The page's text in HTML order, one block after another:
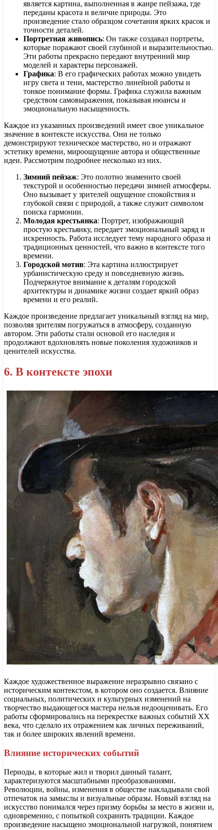
является картина, выполненная в жанре пейзажа, где
переданы красота и величие природы. Это
произведение стало образцом сочетания ярких красок и
точности деталей.
Портретная живопись: Он также создавал портреты,
которые поражают своей глубиной и выразительностью.
Эти работы прекрасно передают внутренний мир
моделей и характеры персонажей.
Графика: В его графических работах можно увидеть
игру света и тени, мастерство линейной работы и
тонкое понимание формы. Графика служила важным
средством самовыражения, показывая нюансы и
эмоциональную насыщенность.
Каждое из указанных произведений имеет свое уникальное
значение в контексте искусства. Они не только
демонстрируют техническое мастерство, но и отражают
эстетику времени, мироощущение автора и общественные
идеи. Рассмотрим подробнее несколько из них.
Зимний пейзаж: Это полотно знаменито своей
текстурой и особенностью передачи зимней атмосферы.
Оно вызывает у зрителей ощущение спокойствия и
глубокой связи с природой, а также служит символом
поиска гармонии.
Молодая крестьянка: Портрет, изображающий
простую крестьянку, передает эмоциональный заряд и
искренность. Работа исследует тему народного образа и
традиционных ценностей, что важно в контексте того
времени.
Городской мотив: Эта картина иллюстрирует
урбанистическую среду и повседневную жизнь.
Подчеркнутое внимание к деталям городской
архитектуры и динамике жизни создает яркий образ
времени и его реалий.
Каждое произведение предлагает уникальный взгляд на мир,
позволяя зрителям погружаться в атмосферу, созданную
автором. Эти работы стали основой его наследия и
продолжают вдохновлять новые поколения художников и
ценителей искусства.
6. В контексте эпохи
Каждое художественное выражение неразрывно связано с
историческим контекстом, в котором оно создается. Влияние
социальных, политических и культурных изменений на
творчество выдающегося мастера нельзя недооценивать. Его
работы сформировались на перекрестке важных событий XX
века, что сделало их отражением как личных переживаний,
так и более широких явлений времени.
Влияние исторических событий
Периоды, в которые жил и творил данный талант,
характеризуются масштабными преобразованиями.
Революции, войны, изменения в обществе накладывали свой
отпечаток на замыслы и визуальные образы. Новый взгляд на
искусство понимался через призму борьбы за место в жизни и,
одновременно, с попыткой сохранить традиции. Каждое
произведение насыщено эмоциональной нагрузкой, понятием